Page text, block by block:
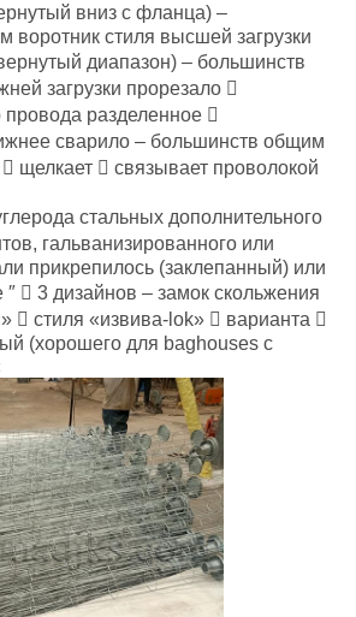
вниз с фланца) –
воротник стиля высшей загрузки
диапазон) – большинств
загрузки прорезало 
провода разделенное 
сварило – большинств общим
щелкает  связывает проволокой
стальных дополнительного
гальванизированного или
прикрепилось (заклепанный) или
 3 дизайнов – замок скольжения
 стиля «извива-lok»  варианта 
(хорошего для baghouses с